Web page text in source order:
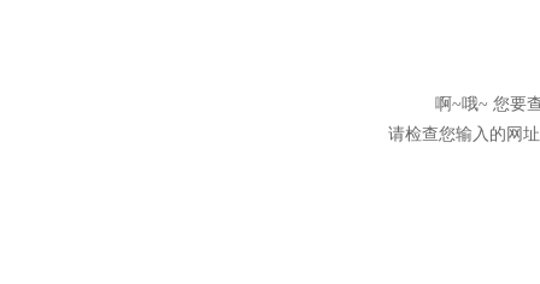
啊~哦~ 您要
请检查您输入的网